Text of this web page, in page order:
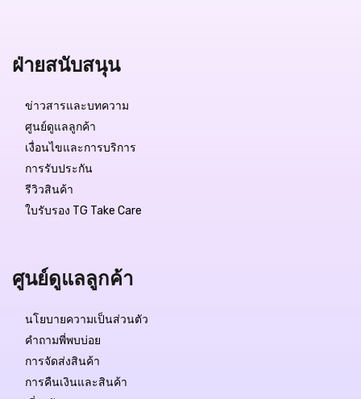
ฝ่ายสนับสนุน
ข่าวสารและบทความ
ศูนย์ดูแลลูกค้า
เงื่อนไขและการบริการ
การรับประกัน
รีวิวสินค้า
ใบรับรอง TG Take Care
ศูนย์ดูแลลูกค้า
นโยบายความเป็นส่วนตัว
คำถามพี่พบบ่อย
การจัดส่งสินค้า
การคืนเงินและสินค้า